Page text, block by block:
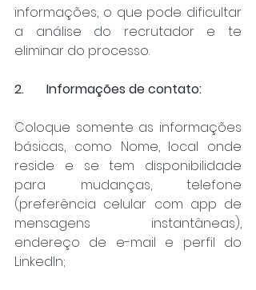
informações, o que pode dificultar
a análise do recrutador e te
eliminar do processo.
2.	Informações de contato:
Coloque somente as informações
básicas, como Nome, local onde
reside e se tem disponibilidade
para mudanças, telefone
(preferência celular com app de
mensagens instantâneas),
endereço de e-mail e perfil do
LinkedIn;